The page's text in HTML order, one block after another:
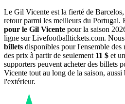
Le Gil Vicente est la fierté de
retour parmi les meilleurs du Portugal.
pour le Gil Vicente pour la saison
ligne sur Livefootballtickets.com.
billets disponibles pour l'ensemble
des prix à partir de seulement 11 $ et
supporters peuvent acheter des billets
Vicente tout au long de la saison,
l'extérieur.